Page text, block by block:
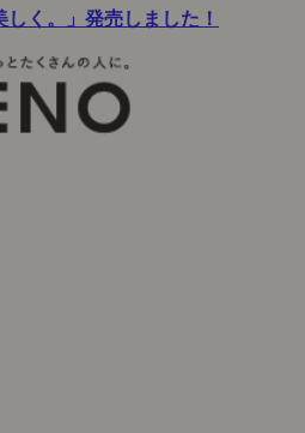
く。」発売しました！